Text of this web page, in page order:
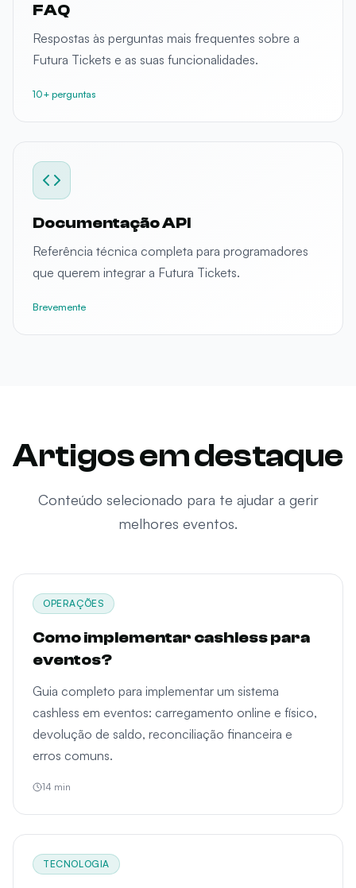
FAQ
Respostas às perguntas mais frequentes sobre a
Futura Tickets e as suas funcionalidades.
10+ perguntas
Documentação API
Referência técnica completa para programadores
que querem integrar a Futura Tickets.
Brevemente
Artigos em destaque
Conteúdo selecionado para te ajudar a gerir
melhores eventos.
OPERAÇÕES
Como implementar cashless para
eventos?
Guia completo para implementar um sistema
cashless em eventos: carregamento online e físico,
devolução de saldo, reconciliação financeira e
erros comuns.
14 min
TECNOLOGIA